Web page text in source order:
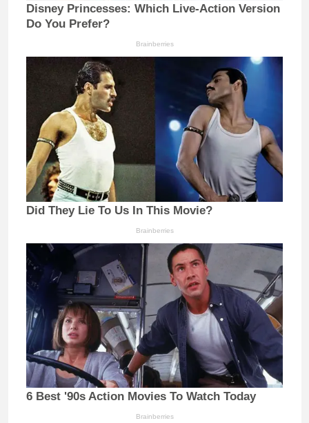
Disney Princesses: Which Live-Action Version
Do You Prefer?
Brainberries
Did They Lie To Us In This Movie?
Brainberries
6 Best '90s Action Movies To Watch Today
Brainberries